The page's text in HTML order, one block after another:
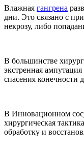
Влажная гангрена
дни. Это связано с
некрозу, либо
В большинстве
экстренная
спасения конечности
В Инновационном
хирургическая
обработку и